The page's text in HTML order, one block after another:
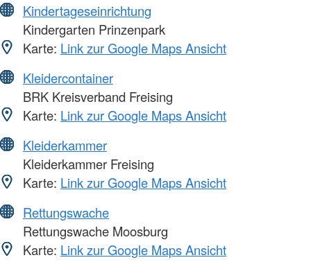
Kindertageseinrichtung
Kindergarten Prinzenpark
Karte: Link zur Google Maps Ansicht
Kleidercontainer
BRK Kreisverband Freising
Karte: Link zur Google Maps Ansicht
Kleiderkammer
Kleiderkammer Freising
Karte: Link zur Google Maps Ansicht
Rettungswache
Rettungswache Moosburg
Karte: Link zur Google Maps Ansicht